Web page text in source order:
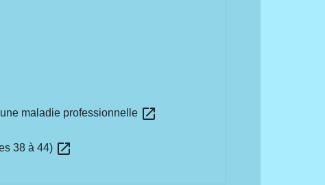
maladie professionnelle open_in_new
38 à 44) open_in_new